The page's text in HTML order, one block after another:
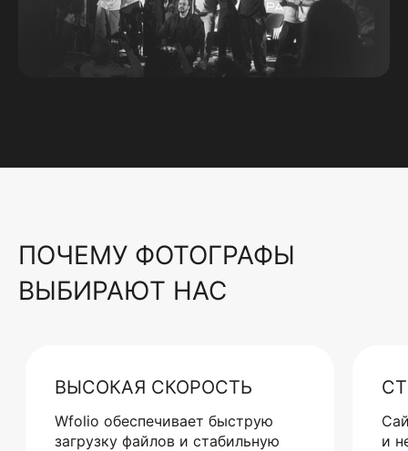
ПОЧЕМУ ФОТОГРАФЫ
ВЫБИРАЮТ НАС
ВЫСОКАЯ СКОРОСТЬ
Wfolio обеспечивает быструю
загрузку файлов и стабильную
и